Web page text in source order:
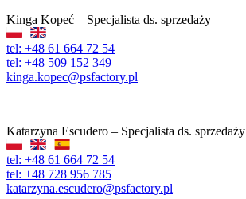
Kinga Kopeć – Specjalista ds. sprzedaży
tel: +48 61 664 72 54
tel: +48 509 152 349
kinga.kopec@psfactory.pl
Katarzyna Escudero – Specjalista ds. sprzedaży
tel: +48 61 664 72 54
tel: +48 728 956 785
katarzyna.escudero@psfactory.pl